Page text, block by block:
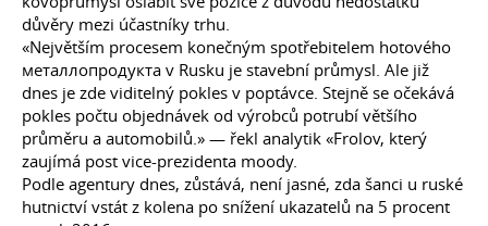
důvěry mezi účastníky trhu.
«Největším procesem konečným spotřebitelem hotového
металлопродукта v Rusku je stavební průmysl. Ale již
dnes je zde viditelný pokles v poptávce. Stejně se očekává
pokles počtu objednávek od výrobců potrubí většího
průměru a automobilů.» — řekl analytik «Frolov, který
zaujímá post vice-prezidenta moody.
Podle agentury dnes, zůstává, není jasné, zda šanci u ruské
hutnictví vstát z kolena po snížení ukazatelů na 5 procent